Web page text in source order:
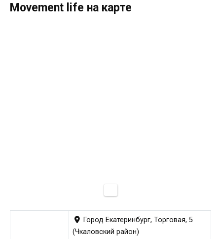
Movement life на карте
Город Екатеринбург, Торговая, 5
(Чкаловский район)